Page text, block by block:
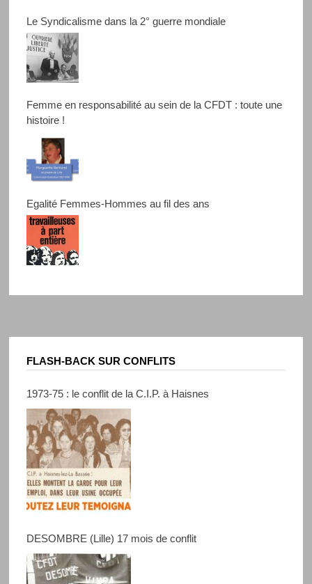
Le Syndicalisme dans la 2° guerre mondiale
Femme en responsabilité au sein de la CFDT : toute une
histoire !
Egalité Femmes-Hommes au fil des ans
FLASH-BACK SUR CONFLITS
1973-75 : le conflit de la C.I.P. à Haisnes
DESOMBRE (Lille) 17 mois de conflit